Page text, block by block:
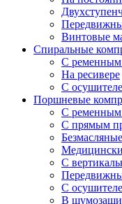
Винтовые
Спиральные
С
На ресивере
С
Поршневые
С
С прямым
Безмасляные
С
С
В